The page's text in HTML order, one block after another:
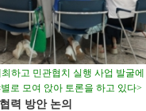
하고 민관협치 실행 사업 발굴
로 모여 앉아 토론을 하고 있다>
력 방안 논의